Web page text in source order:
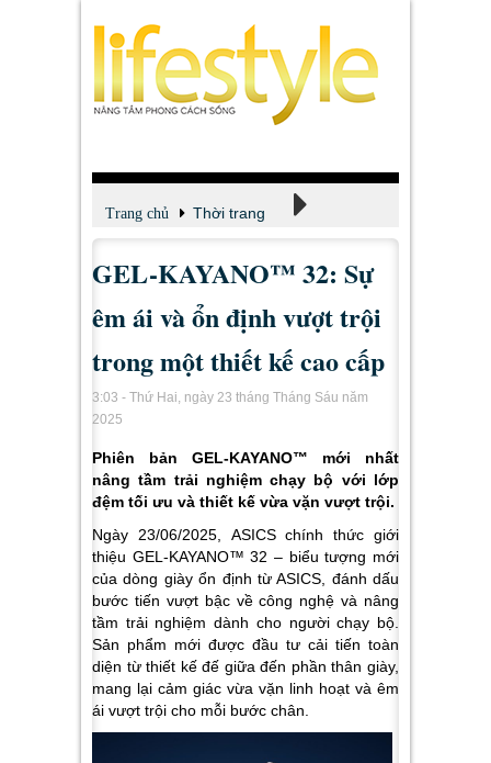
Trang chủ Thời trang
Tin tức - Tư vấn
GEL-KAYANO™ 32: Sự
êm ái và ổn định vượt trội
trong một thiết kế cao cấp
3:03 - Thứ Hai, ngày 23 tháng Tháng Sáu năm
2025
Phiên bản GEL-KAYANO™ mới nhất
nâng tầm trải nghiệm chạy bộ với lớp
đệm tối ưu và thiết kế vừa vặn vượt trội.
Ngày 23/06/2025, ASICS chính thức giới
thiệu GEL-KAYANO™ 32 – biểu tượng mới
của dòng giày ổn định từ ASICS, đánh dấu
bước tiến vượt bậc về công nghệ và nâng
tầm trải nghiệm dành cho người chạy bộ.
Sản phẩm mới được đầu tư cải tiến toàn
diện từ thiết kế đế giữa đến phần thân giày,
mang lại cảm giác vừa vặn linh hoạt và êm
ái vượt trội cho mỗi bước chân.